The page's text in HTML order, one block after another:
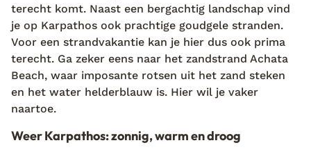
terecht komt. Naast een bergachtig landschap vind
je op Karpathos ook prachtige goudgele stranden.
Voor een strandvakantie kan je hier dus ook prima
terecht. Ga zeker eens naar het zandstrand Achata
Beach, waar imposante rotsen uit het zand steken
en het water helderblauw is. Hier wil je vaker
naartoe.
Weer Karpathos: zonnig, warm en droog